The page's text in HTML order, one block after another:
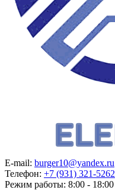
E-mail: burger10@yandex.ru
Телефон: +7 (931) 321-5262
Режим работы: 8:00 - 18:00